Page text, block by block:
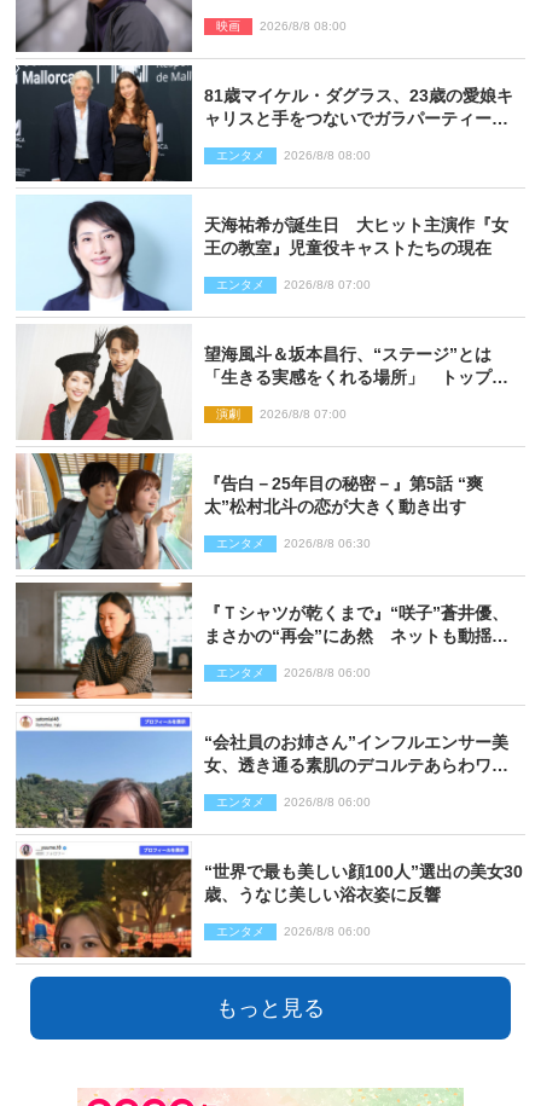
映画 2026/8/8 08:00
81歳マイケル・ダグラス、23歳の愛娘キ
ャリスと手をつないでガラパーティーに
エンタメ 2026/8/8 08:00
天海祐希が誕生日 大ヒット主演作『女
王の教室』児童役キャストたちの現在
エンタメ 2026/8/8 07:00
望海風斗＆坂本昌行、“ステージ”とは
「生きる実感をくれる場所」 トップを
演劇 2026/8/8 07:00
『告白－25年目の秘密－』第5話 “爽
太”松村北斗の恋が大きく動き出す
エンタメ 2026/8/8 06:30
『Ｔシャツが乾くまで』“咲子”蒼井優、
まさかの“再会”にあ然 ネットも動揺
レあり）
エンタメ 2026/8/8 06:00
“会社員のお姉さん”インフルエンサー美
女、透き通る素肌のデコルテあらわワン
エンタメ 2026/8/8 06:00
“世界で最も美しい顔100人”選出の美女30
歳、うなじ美しい浴衣姿に反響
エンタメ 2026/8/8 06:00
もっと見る